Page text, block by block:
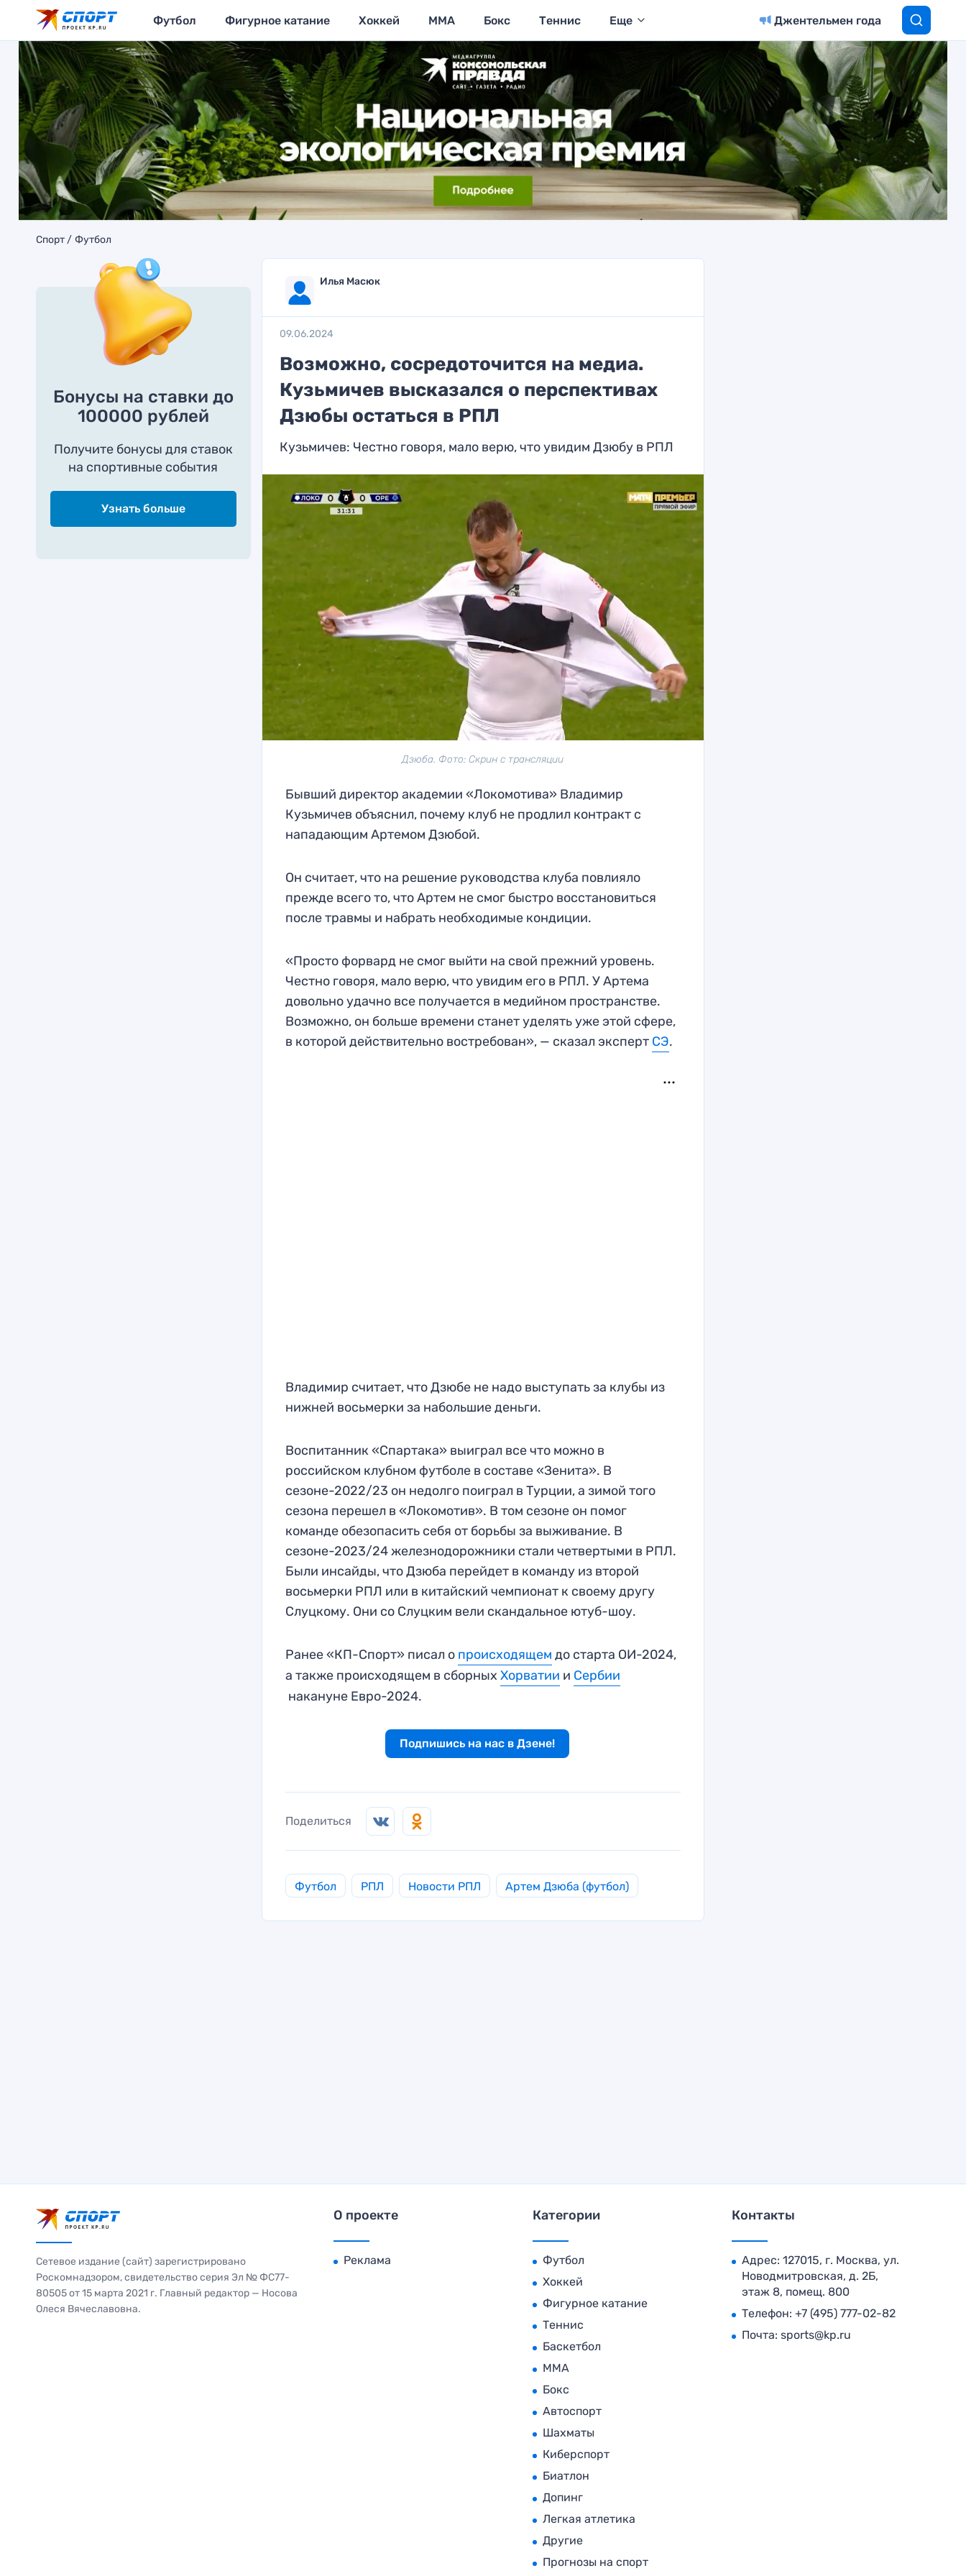
Футбол Фигурное катание Хоккей MMA Бокс Теннис Еще Джентельмен года
Спорт Футбол
Бонусы на ставки до
100000 рублей
Получите бонусы для ставок
на спортивные события
Узнать больше
Илья Масюк
09.06.2024
Возможно, сосредоточится на медиа.
Кузьмичев высказался о перспективах
Дзюбы остаться в РПЛ
Кузьмичев: Честно говоря, мало верю, что увидим Дзюбу в РПЛ
Дзюба. Фото: Скрин с трансляции
Бывший директор академии «Локомотива» Владимир
Кузьмичев объяснил, почему клуб не продлил контракт с
нападающим Артемом Дзюбой.
Он считает, что на решение руководства клуба повлияло
прежде всего то, что Артем не смог быстро восстановиться
после травмы и набрать необходимые кондиции.
«Просто форвард не смог выйти на свой прежний уровень.
Честно говоря, мало верю, что увидим его в РПЛ. У Артема
довольно удачно все получается в медийном пространстве.
Возможно, он больше времени станет уделять уже этой сфере,
в которой действительно востребован», — сказал эксперт СЭ.
Владимир считает, что Дзюбе не надо выступать за клубы из
нижней восьмерки за набольшие деньги.
Воспитанник «Спартака» выиграл все что можно в
российском клубном футболе в составе «Зенита». В
сезоне-2022/23 он недолго поиграл в Турции, а зимой того
сезона перешел в «Локомотив». В том сезоне он помог
команде обезопасить себя от борьбы за выживание. В
сезоне-2023/24 железнодорожники стали четвертыми в РПЛ.
Были инсайды, что Дзюба перейдет в команду из второй
восьмерки РПЛ или в китайский чемпионат к своему другу
Слуцкому. Они со Слуцким вели скандальное ютуб-шоу.
Ранее «КП-Спорт» писал о происходящем до старта ОИ-2024,
а также происходящем в сборныхХорватии и Сербии
накануне Евро-2024.
Подпишись на нас в Дзене!
Поделиться
Футбол РПЛ Новости РПЛ Артем Дзюба (футбол)
Сетевое издание (сайт) зарегистрировано
Роскомнадзором, свидетельство серия Эл № ФС77-
80505 от 15 марта 2021 г. Главный редактор — Носова
Олеся Вячеславовна.
О проекте
Реклама
Категории
Футбол
Хоккей
Фигурное катание
Теннис
Баскетбол
MMA
Бокс
Автоспорт
Шахматы
Киберспорт
Биатлон
Допинг
Легкая атлетика
Другие
Прогнозы на спорт
Контакты
Адрес: 127015, г. Москва, ул.
Новодмитровская, д. 2Б,
этаж 8, помещ. 800
Телефон: +7 (495) 777-02-82
Почта: sports@kp.ru